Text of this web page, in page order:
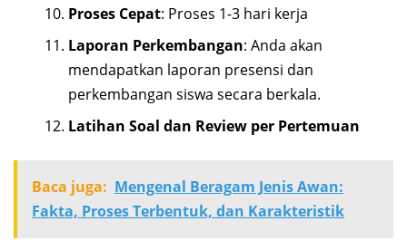
Proses Cepat: Proses 1-3 hari kerja
Laporan Perkembangan: Anda akan
mendapatkan laporan presensi dan
perkembangan siswa secara berkala.
Latihan Soal dan Review per Pertemuan
Baca juga: Mengenal Beragam Jenis Awan:
Fakta, Proses Terbentuk, dan Karakteristik